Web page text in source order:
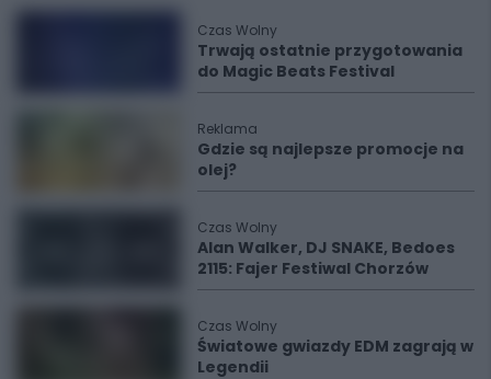
Czas Wolny
Trwają ostatnie przygotowania
do Magic Beats Festival
Reklama
Gdzie są najlepsze promocje na
olej?
Czas Wolny
Alan Walker, DJ SNAKE, Bedoes
2115: Fajer Festiwal Chorzów
Czas Wolny
Światowe gwiazdy EDM zagrają w
Legendii